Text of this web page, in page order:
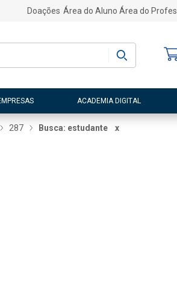
Doações Área do Aluno Área do
ACADEMIA DIGITAL
287 Busca: estudante x